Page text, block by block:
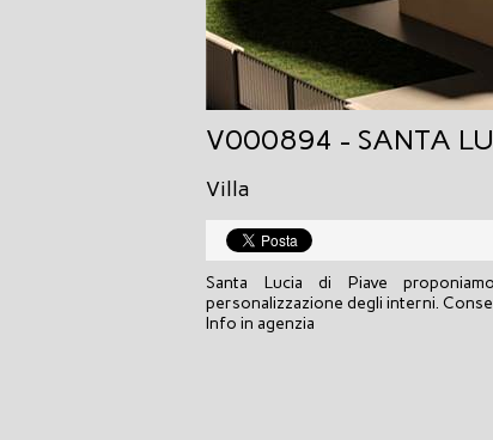
V000894 - SANTA
Villa
Santa Lucia di Piave
personalizzazione degli interni.
Info in agenzia